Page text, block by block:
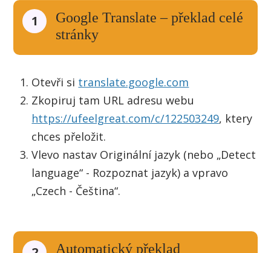
1
Google Translate – překlad celé
stránky
Otevři si translate.google.com
Zkopiruj tam URL adresu webu
https://ufeelgreat.com/c/122503249, ktery
chces přeložit.
Vlevo nastav Originální jazyk (nebo „Detect
language“ - Rozpoznat jazyk) a vpravo
„Czech - Čeština“.
Automatický překlad